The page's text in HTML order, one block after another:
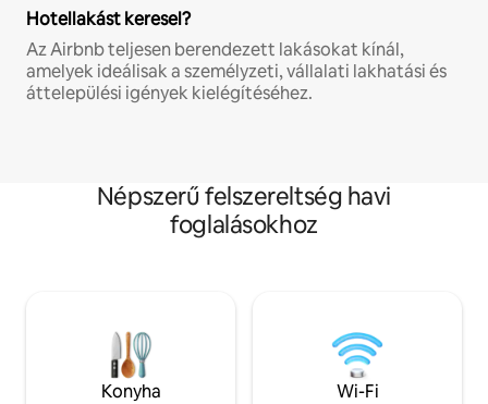
Hotellakást keresel?
Az Airbnb teljesen berendezett lakásokat kínál,
amelyek ideálisak a személyzeti, vállalati lakhatási és
áttelepülési igények kielégítéséhez.
Népszerű felszereltség havi
foglalásokhoz
Konyha Wi-Fi